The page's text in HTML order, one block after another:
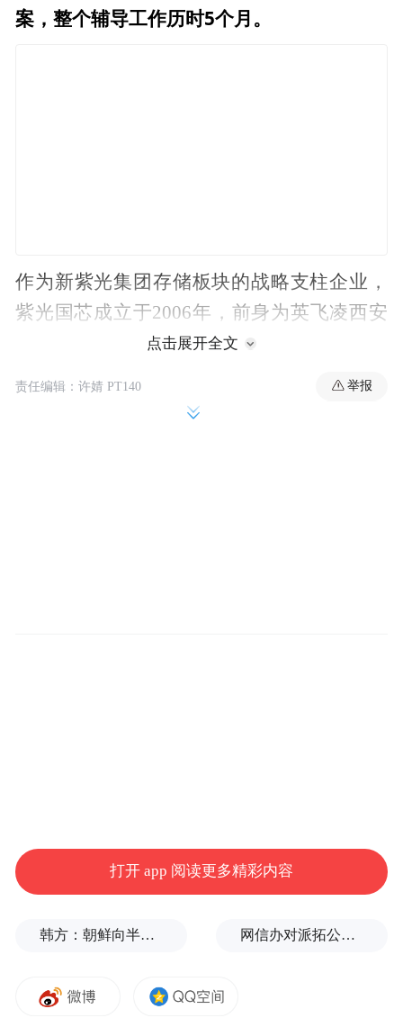
案，整个辅导工作历时5个月。
作为新紫光集团存储板块的战略支柱企业，
紫光国芯成立于2006年，前身为英飞凌西安
传承至今已有20年的DRAM技
术积累。这也让它成为国内少有的能够提供
全系列、全品类DRAM存储产品，并具备完
著改善，全年营业收入达18.3亿元，同比增
长54.79%；净利润1.12亿元，较上年同期成
功实现扭亏为盈。
此外，公司还是国家高新技术企业、国家企
业技术中心和国家知识产权优势企业，承担
点击展开全文
责任编辑：许婧 PT140 举报
打开 app 阅读更多精彩内容
韩方：朝鲜向半岛以东海域发射短程弹道导弹 网信办对派拓公司在华销售产品启动网络安全审查